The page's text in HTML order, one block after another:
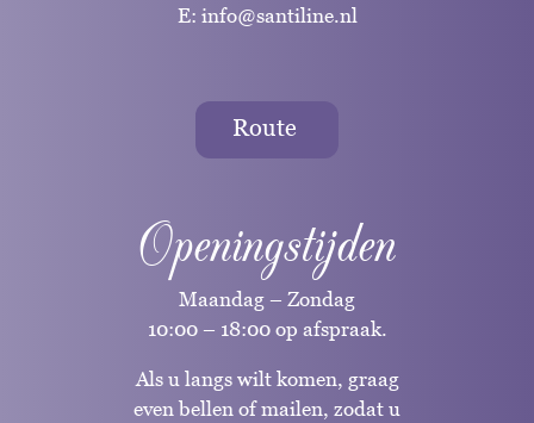
E: info@santiline.nl
Route
Openingstijden
Maandag – Zondag
10:00 – 18:00 op afspraak.
Als u langs wilt komen, graag
even bellen of mailen, zodat u